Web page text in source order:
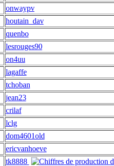
onwaypv
houtain_dav
quenbo
lesrouges90
on4uu
lagaffe
tchoban
jean23
crilaf
lclg
dom4601old
ericvanhoeve
tk8888